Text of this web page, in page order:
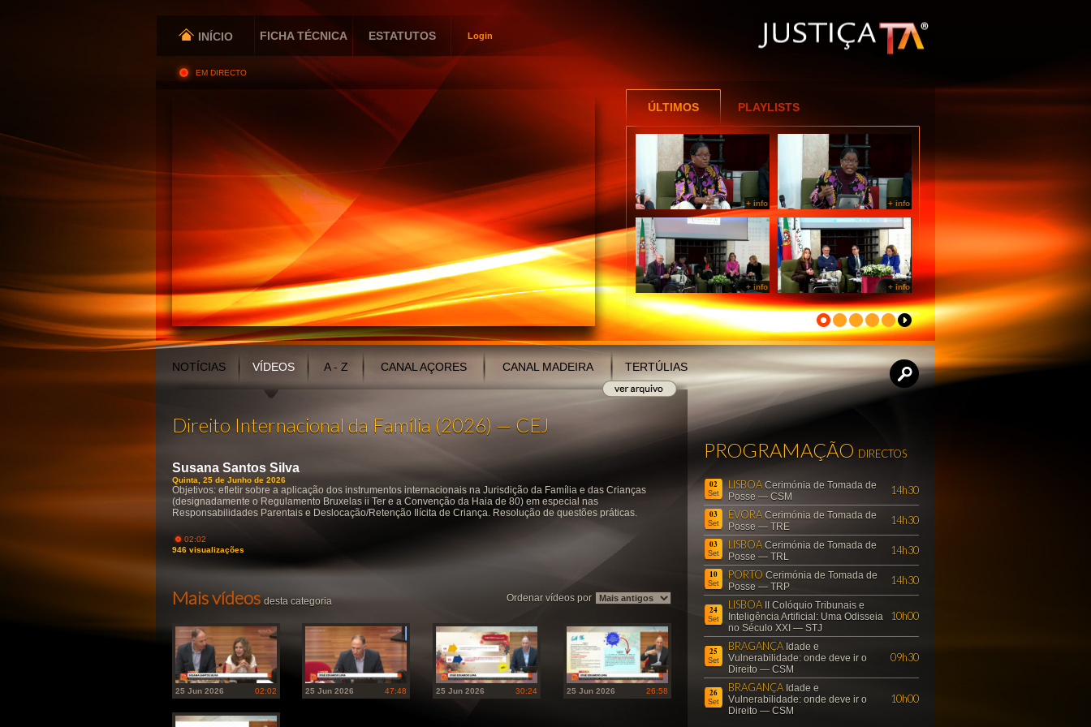
INÍCIO FICHA TÉCNICA ESTATUTOS Login [Entrar por IP]
EM DIRECTO
ÚLTIMOS PLAYLISTS
+ info + info
+ info + info + info
NOTÍCIAS VÍDEOS A - Z CANAL AÇORES CANAL MADEIRA TERTÚLIAS
Direito Internacional da Família (2026) — CEJ
Susana Santos Silva
Quinta, 25 de Junho de 2026
Objetivos: efletir sobre a aplicação dos instrumentos internacionais na Jurisdição da Família e das Crianças
(designadamente o Regulamento Bruxelas ii Ter e a Convenção da Haia de 80) em especial nas
Responsabilidades Parentais e Deslocação/Retenção Ilícita de Criança. Resolução de questões práticas.
02:02
946 visualizações
Mais vídeosdesta categoria Ordenar vídeos por
25 Jun 2026 02:02 25 Jun 2026 47:48 25 Jun 2026 30:24 25 Jun 2026 26:58
PROGRAMAÇÃO DIRECTOS
02
Set
LISBOA Cerimónia de Tomada de
Posse — CSM
14h30
03
Set
ÉVORA Cerimónia de Tomada de
Posse — TRE
14h30
03
Set
LISBOA Cerimónia de Tomada de
Posse — TRL
14h30
10
Set
PORTO Cerimónia de Tomada de
Posse — TRP
14h30
24
Set
LISBOA II Colóquio Tribunais e
Inteligência Artificial: Uma Odisseia
no Século XXI — STJ
10h00
25
Set
BRAGANÇA Idade e
Vulnerabilidade: onde deve ir o
Direito — CSM
09h30
26
Set
BRAGANÇA Idade e
Vulnerabilidade: onde deve ir o
Direito — CSM
10h00